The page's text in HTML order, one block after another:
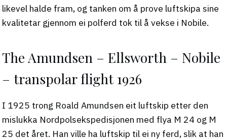
likevel halde fram, og tanken om å prove luftskipa sine
kvalitetar gjennom ei polferd tok til å vekse i Nobile.
The Amundsen – Ellsworth – Nobile
– transpolar flight 1926
I 1925 trong Roald Amundsen eit luftskip etter den
mislukka Nordpolsekspedisjonen med flya M 24 og M
25 det året. Han ville ha luftskip til ei ny ferd, slik at han